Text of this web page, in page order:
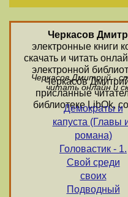
Черкасов
электронные книги
скачать и читать
электронной
Черкасов
присланные
библиотеке LibOk,
Черкасов Дмитрий -
читать онлайн и
Демократы и
капуста (Главы
романа)
Головастик - 1.
Свой среди
своих
Подводный